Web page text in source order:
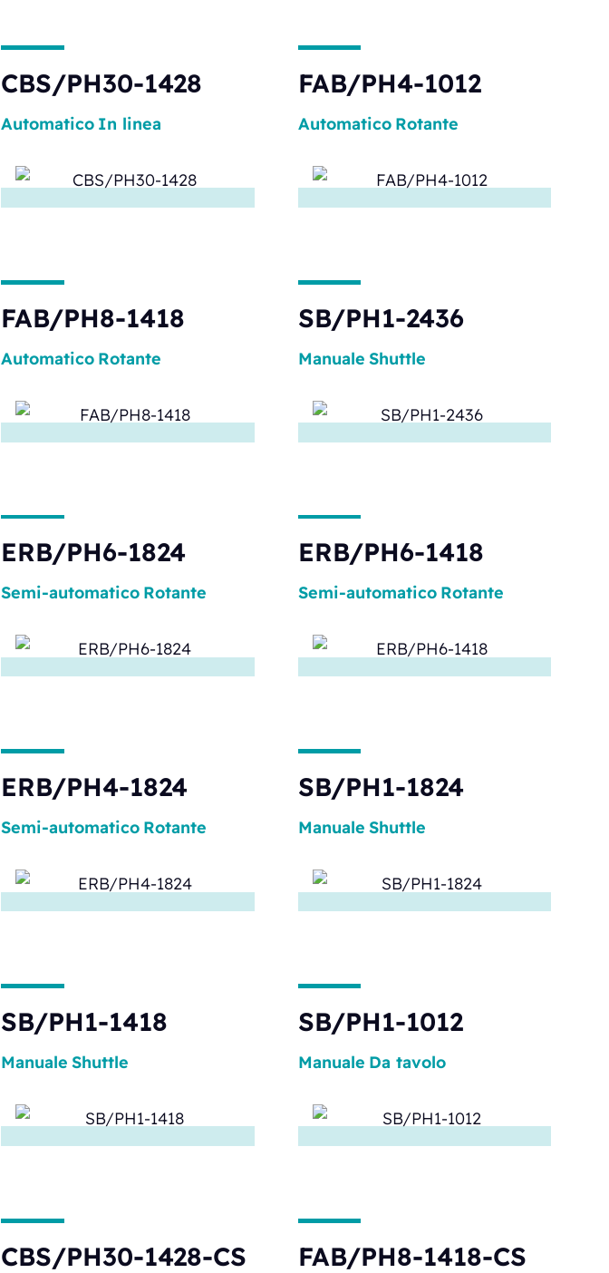
CBS/PH30-1428
Automatico In linea
FAB/PH4-1012
Automatico Rotante
FAB/PH8-1418
Automatico Rotante
SB/PH1-2436
Manuale Shuttle
ERB/PH6-1824
Semi-automatico Rotante
ERB/PH6-1418
Semi-automatico Rotante
ERB/PH4-1824
Semi-automatico Rotante
SB/PH1-1824
Manuale Shuttle
SB/PH1-1418
Manuale Shuttle
SB/PH1-1012
Manuale Da tavolo
CBS/PH30-1428-CS FAB/PH8-1418-CS